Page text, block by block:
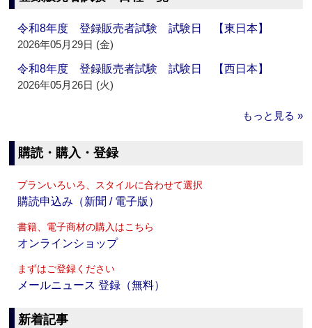
令和8年度 登録販売者試験 試験日 【東日本】
2026年05月29日 (金)
令和8年度 登録販売者試験 試験日 【西日本】
2026年05月26日 (火)
もっと見る »
購読・購入・登録
プランいろいろ、スタイルに合わせて選択
購読申込み（新聞 / 電子版）
書籍、電子商材の購入はこちら
オンラインショップ
まずはご登録ください
メールニュース 登録（無料）
新着記事